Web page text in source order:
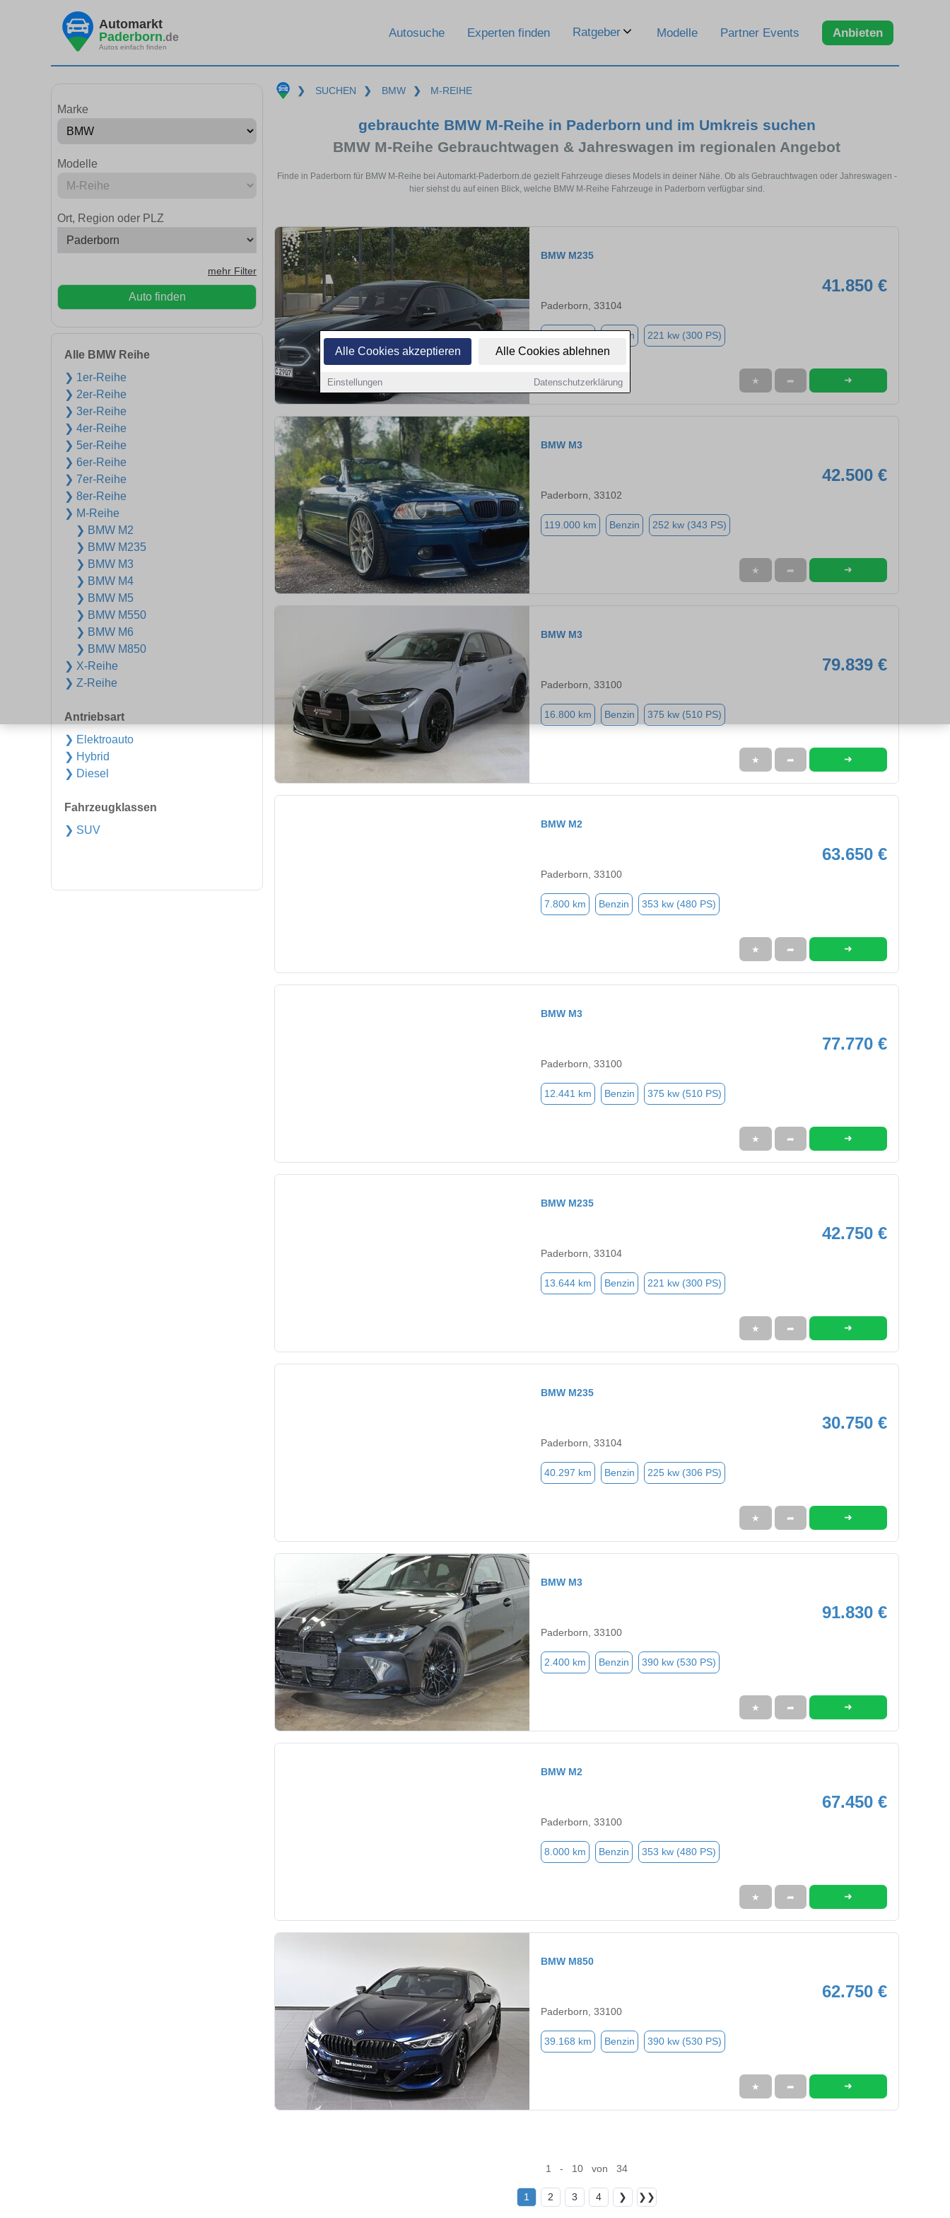
Alle Cookies akzeptieren Alle Cookies ablehnen
Einstellungen Datenschutzerklärung
Automarkt
Paderborn.de
Autos einfach finden
Autosuche Experten finden Ratgeber Modelle Partner Events Anbieten
Marke
Modelle
Ort, Region oder PLZ
mehr Filter
Auto finden
Alle BMW Reihe
❯ 1er-Reihe
❯ 2er-Reihe
❯ 3er-Reihe
❯ 4er-Reihe
❯ 5er-Reihe
❯ 6er-Reihe
❯ 7er-Reihe
❯ 8er-Reihe
❯ M-Reihe
❯ BMW M2
❯ BMW M235
❯ BMW M3
❯ BMW M4
❯ BMW M5
❯ BMW M550
❯ BMW M6
❯ BMW M850
❯ X-Reihe
❯ Z-Reihe
Antriebsart
❯ Elektroauto
❯ Hybrid
❯ Diesel
Fahrzeugklassen
❯ SUV
❯ SUCHEN ❯ BMW ❯ M-REIHE
gebrauchte BMW M-Reihe in Paderborn und im Umkreis suchen
BMW M-Reihe Gebrauchtwagen & Jahreswagen im regionalen Angebot
Finde in Paderborn für BMW M-Reihe bei Automarkt-Paderborn.de gezielt Fahrzeuge dieses Models in deiner Nähe. Ob als Gebrauchtwagen oder Jahreswagen -
hier siehst du auf einen Blick, welche BMW M-Reihe Fahrzeuge in Paderborn verfügbar sind.
BMW M235
41.850 €
Paderborn, 33104
Benzin 221 kw (300 PS)
★ ➦ ➜
BMW M3
42.500 €
Paderborn, 33102
119.000 km Benzin 252 kw (343 PS)
★ ➦ ➜
BMW M3
79.839 €
Paderborn, 33100
16.800 km Benzin 375 kw (510 PS)
★ ➦ ➜
BMW M2
63.650 €
Paderborn, 33100
7.800 km Benzin 353 kw (480 PS)
★ ➦ ➜
BMW M3
77.770 €
Paderborn, 33100
12.441 km Benzin 375 kw (510 PS)
★ ➦ ➜
BMW M235
42.750 €
Paderborn, 33104
13.644 km Benzin 221 kw (300 PS)
★ ➦ ➜
BMW M235
30.750 €
Paderborn, 33104
40.297 km Benzin 225 kw (306 PS)
★ ➦ ➜
BMW M3
91.830 €
Paderborn, 33100
2.400 km Benzin 390 kw (530 PS)
★ ➦ ➜
BMW M2
67.450 €
Paderborn, 33100
8.000 km Benzin 353 kw (480 PS)
★ ➦ ➜
BMW M850
62.750 €
Paderborn, 33100
39.168 km Benzin 390 kw (530 PS)
★ ➦ ➜
1 - 10 von 34
1 2 3 4 ❯ ❯❯